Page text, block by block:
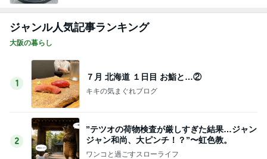
ジャンル人気記事ランキング
大阪の暮らし
1
７月 北海道 １日目 お鮨と…②
キキの気まぐれブログ
2
”テツオの荷物検査が厳しすぎた結果…ジャン
ジャン和尚、大ピンチ！？”〜虹色教。
ワンコと過ごすスローライフ